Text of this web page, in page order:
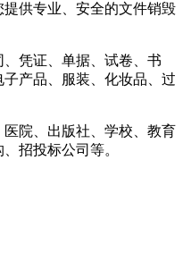
供专业、安全的文件销毁
凭证、单据、试卷、书
产品、服装、化妆品、过
院、出版社、学校、教育
招投标公司等。